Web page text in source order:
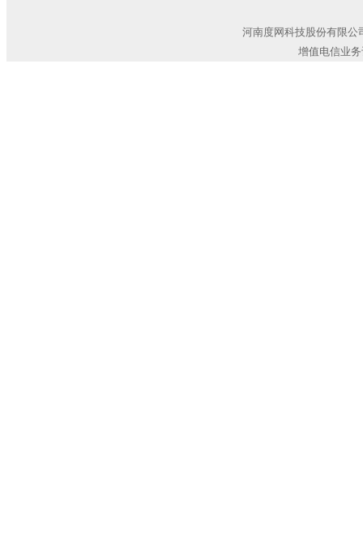
河南度网科技股份有限
增值电信业